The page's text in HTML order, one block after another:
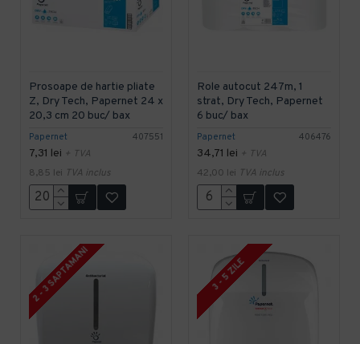
Papernet 407551
Prosoape de hartie pliate
Z, Dry Tech, Papernet 24 x
20,3 cm 20 buc/ bax
7,31 lei + TVA
8,85 lei TVA inclus
Papernet 406476
Role autocut 247m, 1
strat, Dry Tech, Papernet
6 buc/ bax
34,71 lei + TVA
42,00 lei TVA inclus
2 - 3 SAPTAMANI 3 - 5 ZILE